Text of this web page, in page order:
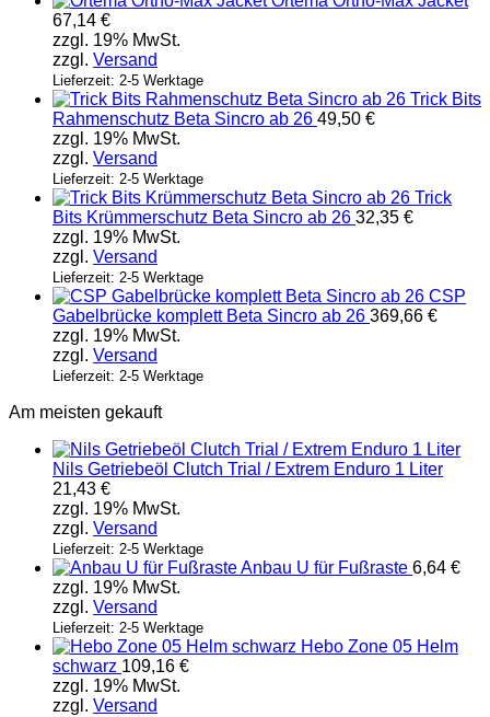
67,14 €
zzgl. 19% MwSt.
zzgl. Versand
Lieferzeit: 2-5 Werktage
Trick Bits
Rahmenschutz Beta Sincro ab 26 49,50 €
zzgl. 19% MwSt.
zzgl. Versand
Lieferzeit: 2-5 Werktage
Trick
Bits Krümmerschutz Beta Sincro ab 26 32,35 €
zzgl. 19% MwSt.
zzgl. Versand
Lieferzeit: 2-5 Werktage
CSP
Gabelbrücke komplett Beta Sincro ab 26 369,66 €
zzgl. 19% MwSt.
zzgl. Versand
Lieferzeit: 2-5 Werktage
Am meisten gekauft
Nils Getriebeöl Clutch Trial / Extrem Enduro 1 Liter
21,43 €
zzgl. 19% MwSt.
zzgl. Versand
Lieferzeit: 2-5 Werktage
Anbau U für Fußraste 6,64 €
zzgl. 19% MwSt.
zzgl. Versand
Lieferzeit: 2-5 Werktage
Hebo Zone 05 Helm
schwarz 109,16 €
zzgl. 19% MwSt.
zzgl. Versand